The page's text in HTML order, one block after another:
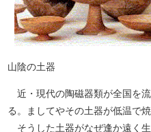
山陰の土器
近・現代の陶磁器類が全国を
る。ましてやその土器が低温で
そうした土器がなぜ逢か遠く